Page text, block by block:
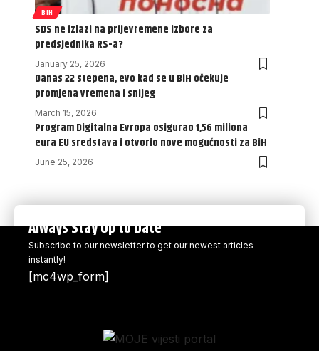
BIH
SDS ne izlazi na prijevremene izbore za
predsjednika RS-a?
January 25, 2026
Danas 22 stepena, evo kad se u BiH očekuje
promjena vremena i snijeg
March 15, 2026
Program Digitalna Evropa osigurao 1,56 miliona
eura EU sredstava i otvorio nove mogućnosti za BiH
June 25, 2026
Always Stay Up to Date
Subscribe to our newsletter to get our newest articles
instantly!
[mc4wp_form]